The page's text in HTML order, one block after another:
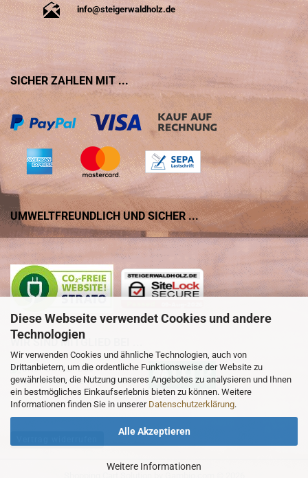
Diese Webseite verwendet Cookies und andere
Technologien
Wir verwenden Cookies und ähnliche Technologien, auch von
Drittanbietern, um die ordentliche Funktionsweise der Website zu
gewährleisten, die Nutzung unseres Angebotes zu analysieren und Ihnen
ein bestmögliches Einkaufserlebnis bieten zu können. Weitere
Informationen finden Sie in unserer Datenschutzerklärung.
Alle Akzeptieren
Weitere Informationen
info@steigerwaldholz.de
SICHER ZAHLEN MIT ...
UMWELTFREUNDLICH UND SICHER ...
WIR SIND MITGLIED BEI ...